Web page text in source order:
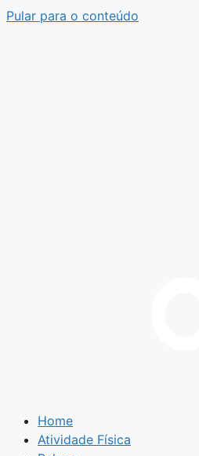
Pular para o conteúdo
Home
Atividade Física